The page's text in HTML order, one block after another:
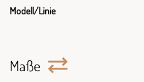
Modell/Linie
Maße